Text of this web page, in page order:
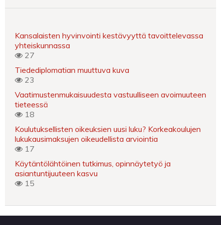
Kansalaisten hyvinvointi kestävyyttä tavoittelevassa
yhteiskunnassa
27
Tiedediplomatian muuttuva kuva
23
Vaatimustenmukaisuudesta vastuulliseen avoimuuteen
tieteessä
18
Koulutuksellisten oikeuksien uusi luku? Korkeakoulujen
lukukausimaksujen oikeudellista arviointia
17
Käytäntölähtöinen tutkimus, opinnäytetyö ja
asiantuntijuuteen kasvu
15